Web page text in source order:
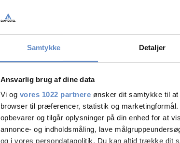
Samtykke Detaljer
Ansvarlig brug af dine data
Vi og vores 1022 partnere ønsker dit samtykke til
browser til præferencer, statistik og
opbevarer og tilgår oplysninger på din enhed for at
annonce- og indholdsmåling, lave
og i vores persondatapolitik. Du kan altid trække dit